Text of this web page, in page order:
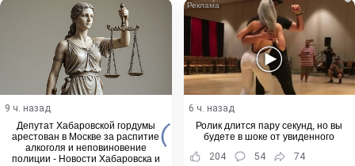
9 ч. назад
Депутат Хабаровской гордумы
арестован в Москве за распитие
алкоголя и неповиновение
полиции - Новости Хабаровска и
6 ч. назад
Ролик длится пару секунд, но вы
будете в шоке от увиденного
204
54 74